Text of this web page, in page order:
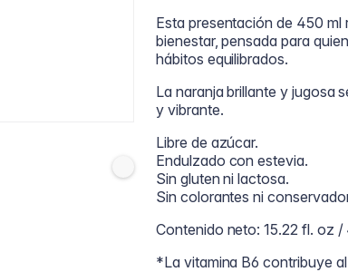
Esta presentación de 450 ml
bienestar, pensada para
hábitos equilibrados.
La naranja brillante y jugosa
y vibrante.
Libre de azúcar.
Endulzado con estevia.
Sin gluten ni lactosa.
Sin colorantes ni
Contenido neto: 15.22 fl. oz /
*La vitamina B6 contribuye